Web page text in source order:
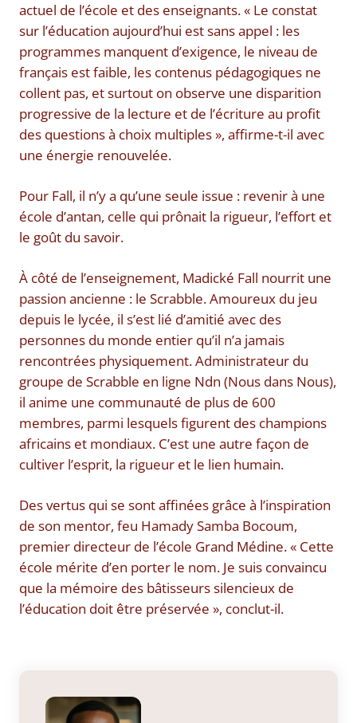
actuel de l’école et des enseignants. « Le constat
sur l’éducation aujourd’hui est sans appel : les
programmes manquent d’exigence, le niveau de
français est faible, les contenus pédagogiques ne
collent pas, et surtout on observe une disparition
progressive de la lecture et de l’écriture au profit
des questions à choix multiples », affirme-t-il avec
une énergie renouvelée.
Pour Fall, il n’y a qu’une seule issue : revenir à une
école d’antan, celle qui prônait la rigueur, l’effort et
le goût du savoir.
À côté de l’enseignement, Madické Fall nourrit une
passion ancienne : le Scrabble. Amoureux du jeu
depuis le lycée, il s’est lié d’amitié avec des
personnes du monde entier qu’il n’a jamais
rencontrées physiquement. Administrateur du
groupe de Scrabble en ligne Ndn (Nous dans Nous),
il anime une communauté de plus de 600
membres, parmi lesquels figurent des champions
africains et mondiaux. C’est une autre façon de
cultiver l’esprit, la rigueur et le lien humain.
Des vertus qui se sont affinées grâce à l’inspiration
de son mentor, feu Hamady Samba Bocoum,
premier directeur de l’école Grand Médine. « Cette
école mérite d’en porter le nom. Je suis convaincu
que la mémoire des bâtisseurs silencieux de
l’éducation doit être préservée », conclut-il.